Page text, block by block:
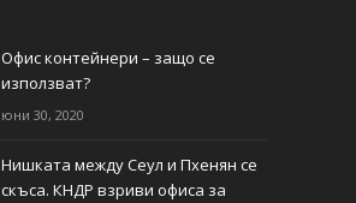
Офис контейнери – защо се
използват?
юни 30, 2020
Нишката между Сеул и Пхенян се
скъса. КНДР взриви офиса за